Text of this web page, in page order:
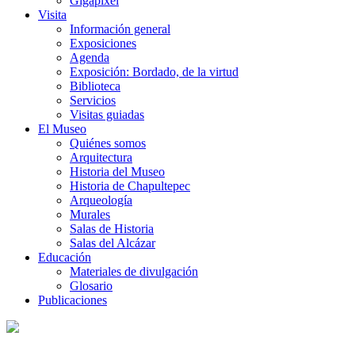
Visita
Información general
Exposiciones
Agenda
Exposición: Bordado, de la virtud
Biblioteca
Servicios
Visitas guiadas
El Museo
Quiénes somos
Arquitectura
Historia del Museo
Historia de Chapultepec
Arqueología
Murales
Salas de Historia
Salas del Alcázar
Educación
Materiales de divulgación
Glosario
Publicaciones